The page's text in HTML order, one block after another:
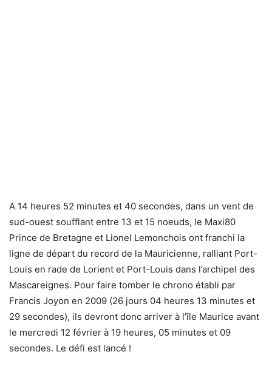
A 14 heures 52 minutes et 40 secondes, dans un vent de
sud-ouest soufflant entre 13 et 15 noeuds, le Maxi80
Prince de Bretagne et Lionel Lemonchois ont franchi la
ligne de départ du record de la Mauricienne, ralliant Port-
Louis en rade de Lorient et Port-Louis dans l’archipel des
Mascareignes. Pour faire tomber le chrono établi par
Francis Joyon en 2009 (26 jours 04 heures 13 minutes et
29 secondes), ils devront donc arriver à l’île Maurice avant
le mercredi 12 février à 19 heures, 05 minutes et 09
secondes. Le défi est lancé !